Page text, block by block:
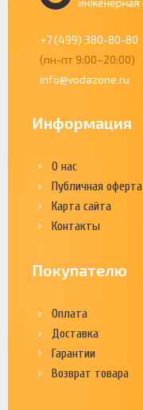
+7 (499) 380-80-80
(пн-пт 9:00–20:00)
info@vodazone.ru
Информация
О нас
Публичная оферта
Карта сайта
Контакты
Покупателю
Оплата
Доставка
Гарантии
Возврат товара